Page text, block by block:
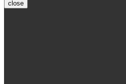
close